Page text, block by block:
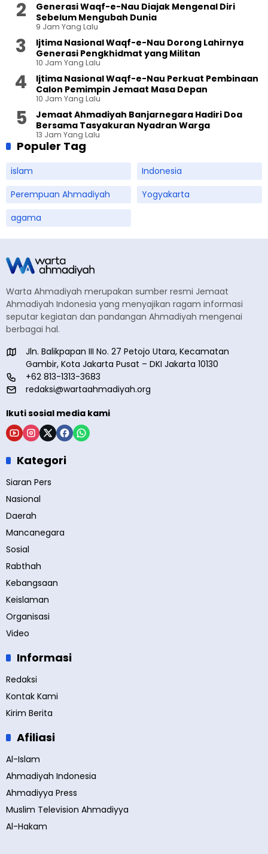
Generasi Waqf-e-Nau Diajak Mengenal Diri
Sebelum Mengubah Dunia
9 Jam Yang Lalu
Ijtima Nasional Waqf-e-Nau Dorong Lahirnya
Generasi Pengkhidmat yang Militan
10 Jam Yang Lalu
Ijtima Nasional Waqf-e-Nau Perkuat Pembinaan
Calon Pemimpin Jemaat Masa Depan
10 Jam Yang Lalu
Jemaat Ahmadiyah Banjarnegara Hadiri Doa
Bersama Tasyakuran Nyadran Warga
13 Jam Yang Lalu
Populer Tag
islam
Indonesia
Perempuan Ahmadiyah
Yogyakarta
agama
Warta Ahmadiyah merupakan sumber resmi Jemaat
Ahmadiyah Indonesia yang menyajikan ragam informasi
seputar kegiatan dan pandangan Ahmadiyah mengenai
berbagai hal.
Jln. Balikpapan III No. 27 Petojo Utara, Kecamatan
Gambir, Kota Jakarta Pusat – DKI Jakarta 10130
+62 813-1313-3683
redaksi@wartaahmadiyah.org
Ikuti sosial media kami
Kategori
Siaran Pers
Nasional
Daerah
Mancanegara
Sosial
Rabthah
Kebangsaan
Keislaman
Organisasi
Video
Informasi
Redaksi
Kontak Kami
Kirim Berita
Afiliasi
Al-Islam
Ahmadiyah Indonesia
Ahmadiyya Press
Muslim Television Ahmadiyya
Al-Hakam